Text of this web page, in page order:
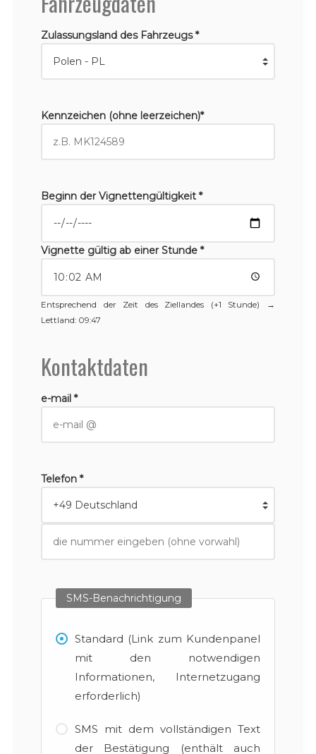
Zulassungsland des Fahrzeugs *
Kennzeichen (ohne leerzeichen)*
Beginn der Vignettengültigkeit *
Vignette gültig ab einer Stunde *
Entsprechend der Zeit des Ziellandes (+1 Stunde) →
Lettland: 09:47
Kontaktdaten
e-mail *
Telefon *
SMS-Benachrichtigung
Standard (Link zum Kundenpanel
mit den notwendigen
Informationen, Internetzugang
erforderlich)
SMS mit dem vollständigen Text
der Bestätigung (enthält auch